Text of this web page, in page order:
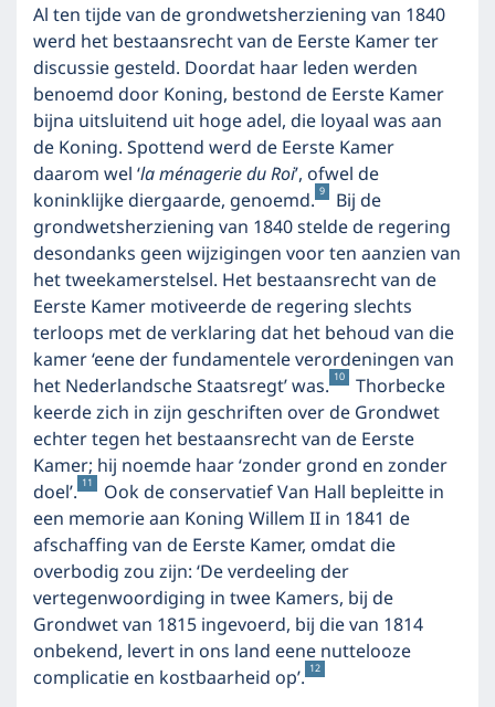
Al ten tijde van de grondwetsherziening van 1840
werd het bestaansrecht van de Eerste Kamer ter
discussie gesteld. Doordat haar leden werden
benoemd door Koning, bestond de Eerste Kamer
bijna uitsluitend uit hoge adel, die loyaal was aan
de Koning. Spottend werd de Eerste Kamer
daarom wel ‘la ménagerie du Roi’, ofwel de
koninklijke diergaarde, genoemd. 9
Bij de
grondwetsherziening van 1840 stelde de regering
desondanks geen wijzigingen voor ten aanzien van
het tweekamerstelsel. Het bestaansrecht van de
Eerste Kamer motiveerde de regering slechts
terloops met de verklaring dat het behoud van die
kamer ‘eene der fundamentele verordeningen van
het Nederlandsche Staatsregt’ was. 10
Thorbecke
keerde zich in zijn geschriften over de Grondwet
echter tegen het bestaansrecht van de Eerste
Kamer; hij noemde haar ‘zonder grond en zonder
doel’. 11
Ook de conservatief Van Hall bepleitte in
een memorie aan Koning Willem II in 1841 de
afschaffing van de Eerste Kamer, omdat die
overbodig zou zijn: ‘De verdeeling der
vertegenwoordiging in twee Kamers, bij de
Grondwet van 1815 ingevoerd, bij die van 1814
onbekend, levert in ons land eene nuttelooze
complicatie en kostbaarheid op’. 12